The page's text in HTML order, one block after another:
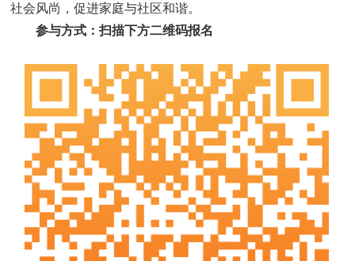
社会风尚，促进家庭与社区和谐。
参与方式：扫描下方二维码报名